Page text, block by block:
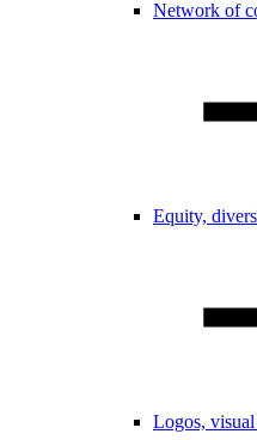
Network of
Equity,
Logos,